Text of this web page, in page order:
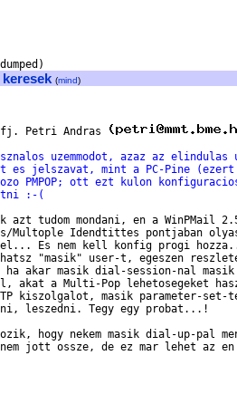
(mind)
ifj. Petri Andras
uzemmodot, azaz az elindulas
es jelszavat, mint a PC-Pine (ezert
PMPOP; ott ezt kulon
:-(
tudom mondani, en a WinPMail
Multople Idendtittes pontjaban
Es nem kell konfig progi
"masik" user-t, egeszen
ha akar masik dial-session-nal
akat a Multi-Pop lehetosegeket
kiszolgalot, masik parameter-
leszedni. Tegy egy probat...!
hogy nekem masik dial-up-pal
jott ossze, de ez mar lehet az